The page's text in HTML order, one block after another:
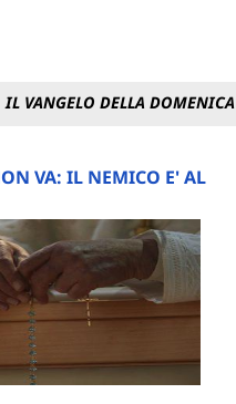
IL VANGELO DELLA DOMENICA
VA: IL NEMICO E' AL